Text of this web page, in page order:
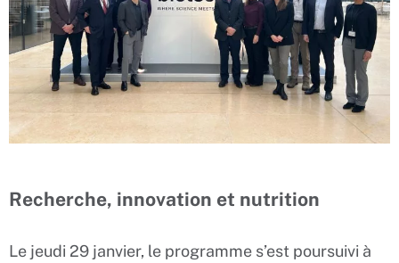
Recherche, innovation et nutrition
Le jeudi 29 janvier, le programme s’est poursuivi à